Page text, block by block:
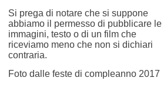
Si prega di notare che si suppone
abbiamo il permesso di pubblicare le
immagini, testo o di un film che
riceviamo meno che non si dichiari
contraria.
Foto dalle feste di compleanno 2017